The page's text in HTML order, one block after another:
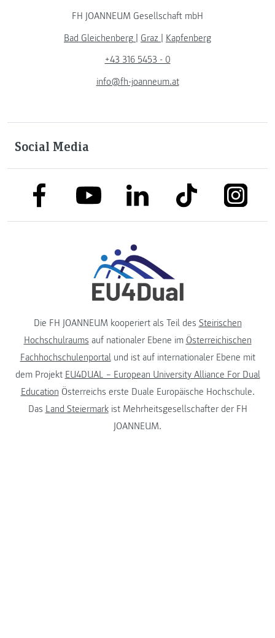
FH JOANNEUM Gesellschaft mbH
Bad Gleichenberg | Graz | Kapfenberg
+43 316 5453 - 0
info@fh-joanneum.at
Social Media
link to facebooklink to youtubelink to linkedinlink to tiktok link to
Die FH JOANNEUM kooperiert als Teil des Steirischen
Hochschulraums auf nationaler Ebene im Österreichischen
Fachhochschulenportalund ist auf internationaler Ebene mit
dem Projekt EU4DUAL – European University Alliance For Dual
Education Österreichs erste Duale Europäische Hochschule.
Das Land Steiermarkist Mehrheitsgesellschafter der FH
JOANNEUM.